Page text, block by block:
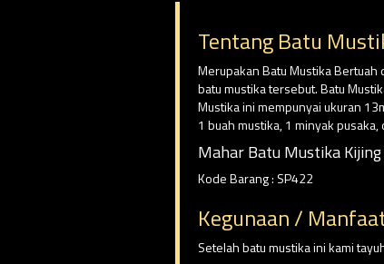
Tentang Batu
Merupakan Batu Mustika
batu mustika tersebut. Batu
Mustika ini mempunyai ukuran
1 buah mustika, 1 minyak
Mahar Batu Mustika Kijing
Kode Barang : SP422
Kegunaan /
Setelah batu mustika ini kami